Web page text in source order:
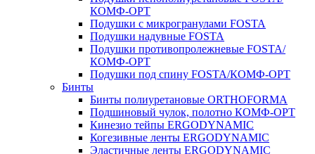
КОМФ-ОРТ
Подушки с микрогранулами FOSTA
Подушки надувные FOSTA
Подушки противопролежневые FOSTA/
КОМФ-ОРТ
Подушки под спину FOSTA/КОМФ-ОРТ
Бинты
Бинты полиуретановые ORTHOFORMA
Подшиновый чулок, полотно КОМФ-ОРТ
Кинезио тейпы ERGODYNAMIC
Когезивные ленты ERGODYNAMIC
Эластичные ленты ERGODYNAMIC